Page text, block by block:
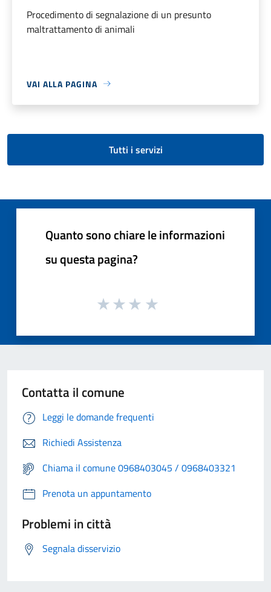
Procedimento di segnalazione di un presunto
maltrattamento di animali
VAI ALLA PAGINA
Tutti i servizi
Quanto sono chiare le informazioni
su questa pagina?
Contatta il comune
Leggi le domande frequenti
Richiedi Assistenza
Chiama il comune 0968403045 / 0968403321
Prenota un appuntamento
Problemi in città
Segnala disservizio